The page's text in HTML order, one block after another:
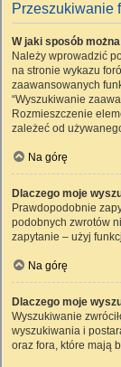
Przeszukiwanie
W jaki sposób
Należy wprowadzić
na stronie wykazu
zaawansowanych
“Wyszukiwanie
Rozmieszczenie
zależeć od
Na górę
Dlaczego moje
Prawdopodobnie
podobnych zwrotów
zapytanie – użyj
Na górę
Dlaczego moje
Wyszukiwanie
wyszukiwania i
oraz fora, które mają